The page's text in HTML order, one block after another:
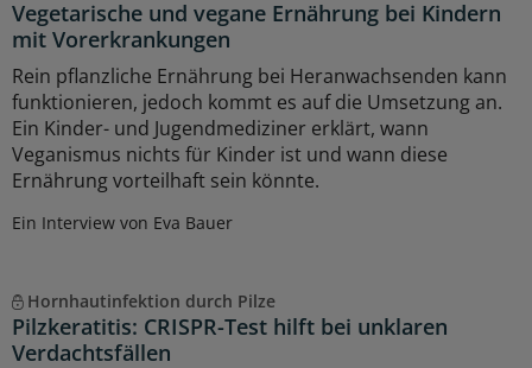
Vegetarische und vegane Ernährung bei Kindern
mit Vorerkrankungen
Rein pflanzliche Ernährung bei Heranwachsenden kann
funktionieren, jedoch kommt es auf die Umsetzung an.
Ein Kinder- und Jugendmediziner erklärt, wann
Veganismus nichts für Kinder ist und wann diese
Ernährung vorteilhaft sein könnte.
Ein Interview von Eva Bauer
Hornhautinfektion durch Pilze
Pilzkeratitis: CRISPR-Test hilft bei unklaren
Verdachtsfällen